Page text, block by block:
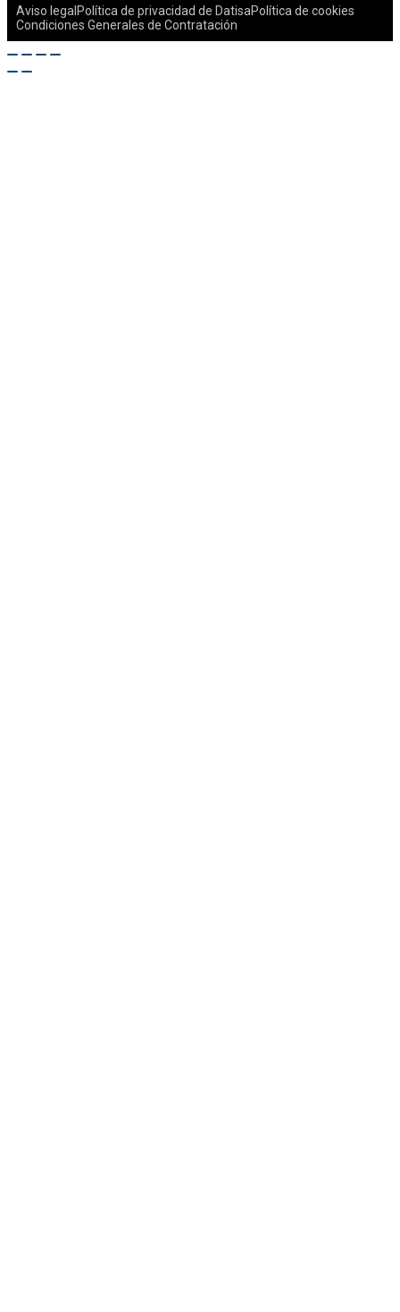
Aviso legal Política de privacidad de DatisaPolítica de cookies
Condiciones Generales de Contratación